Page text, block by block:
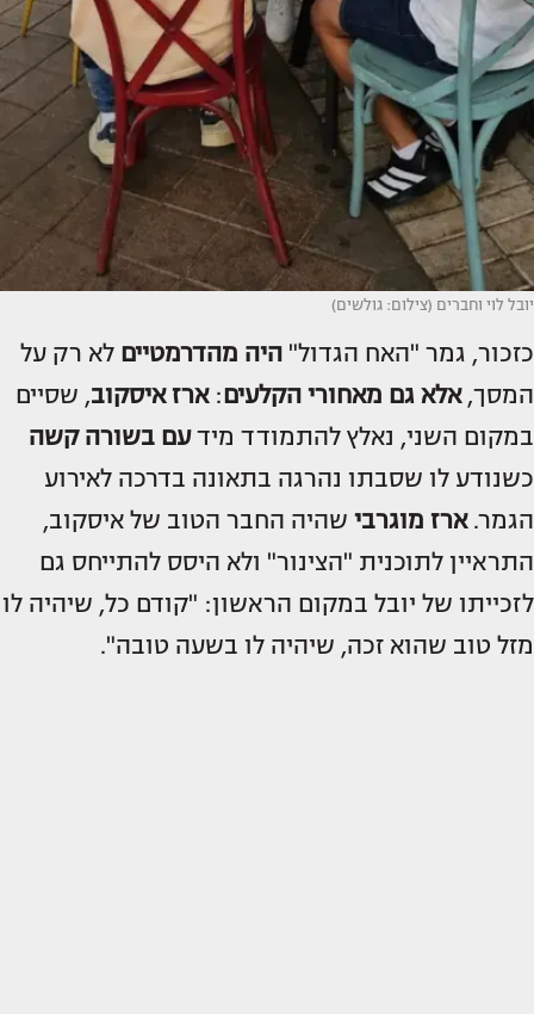
יובל לוי וחברים (צילום: גולשים)
כזכור, גמר "האח הגדול" היה מהדרמטיים לא רק על
המסך,אלא גם מאחורי הקלעים:ארז איסקוב, שסיים
במקום השני, נאלץ להתמודד מידעם בשורה קשה
כשנודע לו שסבתו נהרגה בתאונה בדרכה לאירוע
הגמר.ארז מוגרבי שהיה החבר הטוב של איסקוב,
התראיין לתוכנית "הצינור" ולא היסס להתייחס גם
לזכייתו של יובל במקום הראשון: "קודם כל, שיהיה לו
מזל טוב שהוא זכה, שיהיה לו בשעה טובה".